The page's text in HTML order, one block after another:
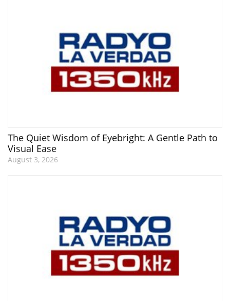
The Quiet Wisdom of Eyebright: A Gentle Path to
Visual Ease
August 3, 2026